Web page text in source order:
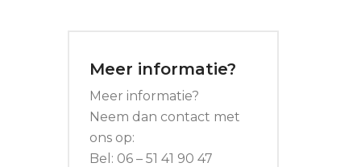
Meer informatie?
Meer informatie?
Neem dan contact met
ons op:
Bel: 06 – 51 41 90 47